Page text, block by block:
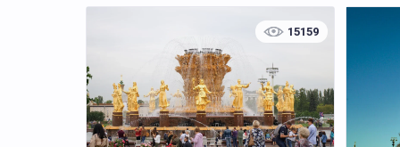
который состоит из 35 залов и
Великая Отечественная война. «Дорога
мультимедийных технологий погружает в
После обеда вас ждет посещение
игры и даже прокатиться на мини-танке на
15159